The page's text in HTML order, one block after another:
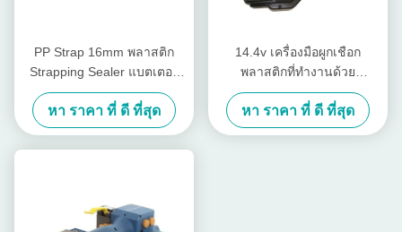
PP Strap 16mm พลาสติก
Strapping Sealer แบตเตอรี่
Tensioner เครื่องบรรจุ Strap
Pp
หา ราคา ที่ ดี ที่สุด
14.4v เครื่องมือผูกเชือก
พลาสติกที่ทํางานด้วย
แบตเตอรี่ เครื่องมือผูกเชือกที่
ใช้พลังงานผสม
หา ราคา ที่ ดี ที่สุด